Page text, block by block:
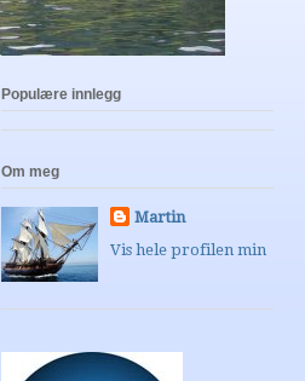
Populære innlegg
Om meg
Martin
Vis hele profilen min